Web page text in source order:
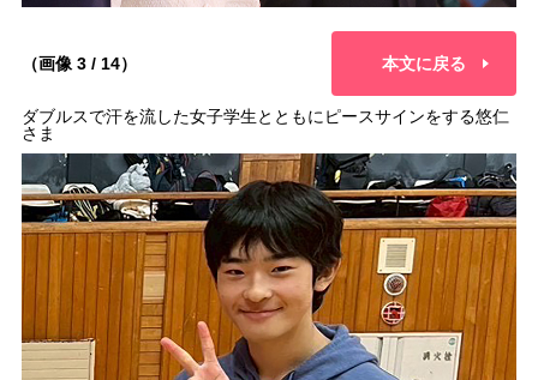
（画像 3 / 14） 本文に戻る
ダブルスで汗を流した女子学生とともにピースサインをする悠仁
さま